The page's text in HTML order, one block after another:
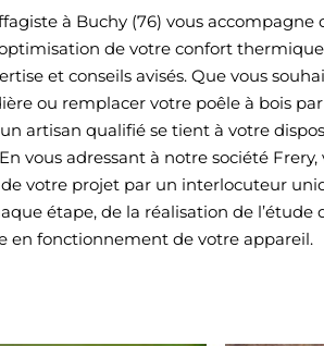
à Buchy (76) vous accompagne
de votre confort thermique
et conseils avisés. Que vous
ou remplacer votre poêle à bois
artisan qualifié se tient à votre
vous adressant à notre société Frery,
de votre projet par un interlocuteur
étape, de la réalisation de l’étude
en fonctionnement de votre appareil.